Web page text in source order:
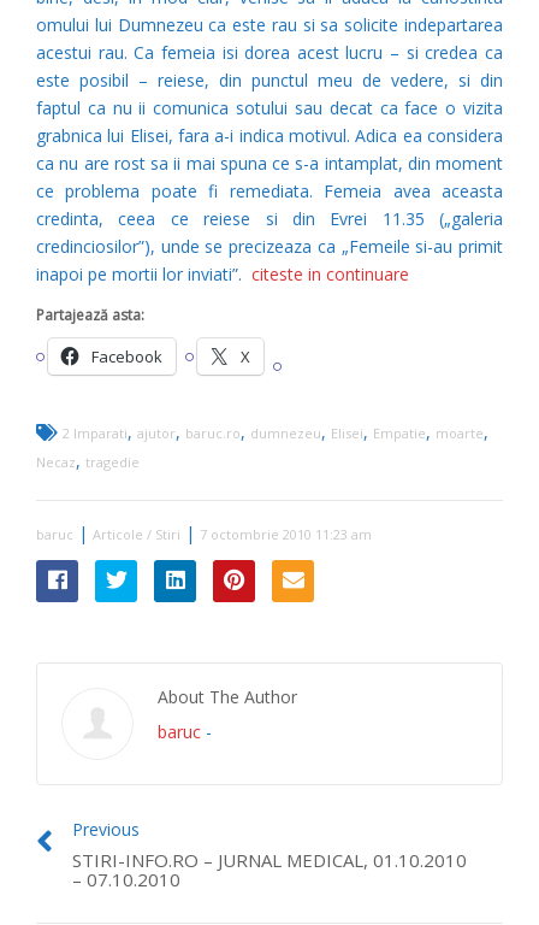
omului lui Dumnezeu ca este rau si sa solicite indepartarea
acestui rau. Ca femeia isi dorea acest lucru – si credea ca
este posibil – reiese, din punctul meu de vedere, si din
faptul ca nu ii comunica sotului sau decat ca face o vizita
grabnica lui Elisei, fara a-i indica motivul. Adica ea considera
ca nu are rost sa ii mai spuna ce s-a intamplat, din moment
ce problema poate fi remediata. Femeia avea aceasta
credinta, ceea ce reiese si din Evrei 11.35 („galeria
credinciosilor”), unde se precizeaza ca „Femeile si-au primit
inapoi pe mortii lor inviati”. citeste in continuare
Partajează asta:
Facebook X
2 Imparati, ajutor, baruc.ro, dumnezeu, Elisei, Empatie, moarte,
Necaz, tragedie
baruc | Articole / Stiri | 7 octombrie 2010 11:23 am
About The Author
baruc -
Previous
STIRI-INFO.RO – JURNAL MEDICAL, 01.10.2010
– 07.10.2010